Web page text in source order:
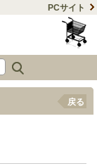
PCサイト
戻る